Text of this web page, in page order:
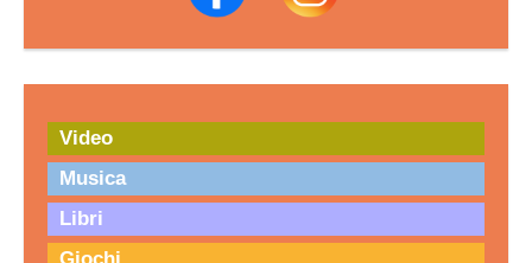
Video
Musica
Libri